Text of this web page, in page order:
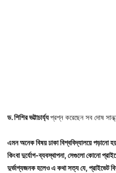
ড. শিশির ভট্টাচার্য্যপ্রশ্ন করেছেন সব দোষ
এমন অনেক বিষয় ঢাকা বিশ্ববিদ্যালয়ে পড়ানো
কিংবা দুর্যোগ-ব্যবস্থাপনা, সেগুলো কোনো
দুর্ভাগ্যজনক হলেও এ কথা সত্য যে, প্রাইভেট